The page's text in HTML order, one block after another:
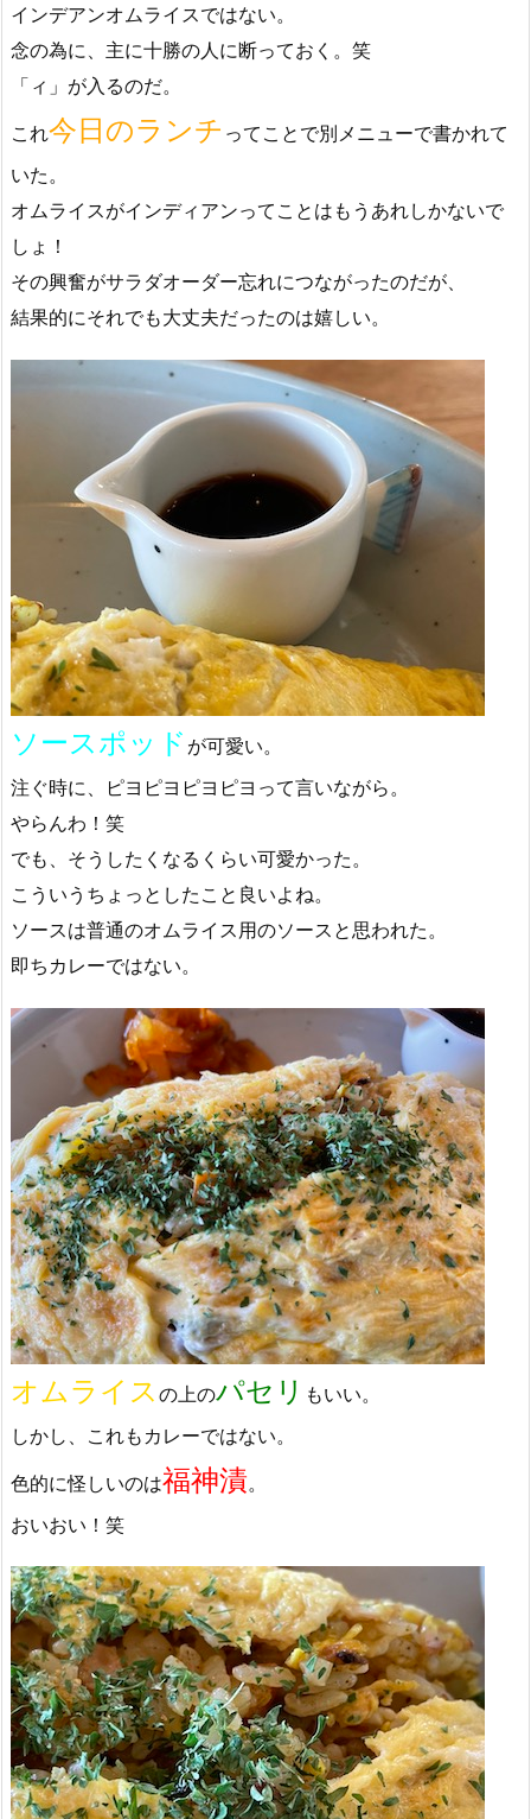
インデアンオムライスではない。
念の為に、主に十勝の人に断っておく。笑
「ィ」が入るのだ。
これ今日のランチ ってことで別メニューで書かれて
いた。
オムライスがインディアンってことはもうあれしかないで
しょ！
その興奮がサラダオーダー忘れにつながったのだが、
結果的にそれでも大丈夫だったのは嬉しい。
ソースポッド が可愛い。
注ぐ時に、ピヨピヨピヨピヨって言いながら。
やらんわ！笑
でも、そうしたくなるくらい可愛かった。
こういうちょっとしたこと良いよね。
ソースは普通のオムライス用のソースと思われた。
即ちカレーではない。
オムライス の上のパセリ もいい。
しかし、これもカレーではない。
色的に怪しいのは福神漬。
おいおい！笑